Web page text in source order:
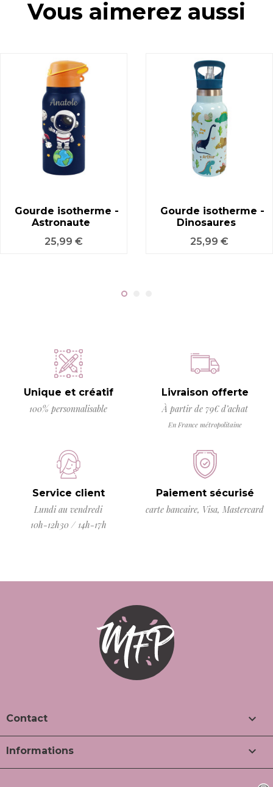
Vous aimerez aussi
Gourde isotherme -
Astronaute
Prix
25,99 €
Gourde isotherme -
Dinosaures
Prix
25,99 €
Unique et créatif
100% personnalisable
Livraison offerte
À partir de 79€ d’achat
En France métropolitaine
Service client
Lundi au vendredi
10h-12h30 / 14h-17h
Paiement sécurisé
carte bancaire, Visa, Mastercard
Contact 
Informations 